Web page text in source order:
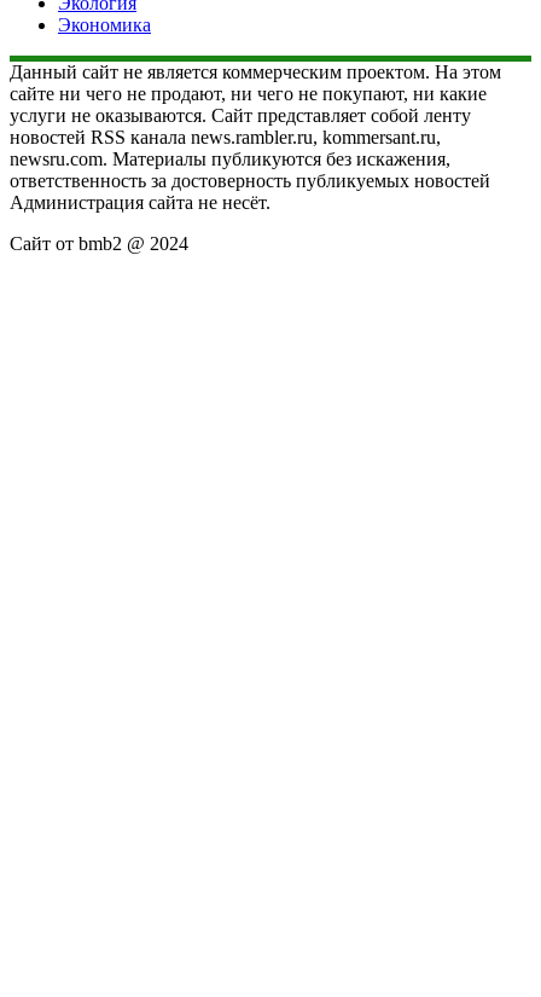
Экономика
Данный сайт не является коммерческим проектом. На этом
сайте ни чего не продают, ни чего не покупают, ни какие
услуги не оказываются. Сайт представляет собой ленту
новостей RSS канала news.rambler.ru, kommersant.ru,
newsru.com. Материалы публикуются без искажения,
ответственность за достоверность публикуемых новостей
Администрация сайта не несёт.
Сайт от bmb2 @ 2024